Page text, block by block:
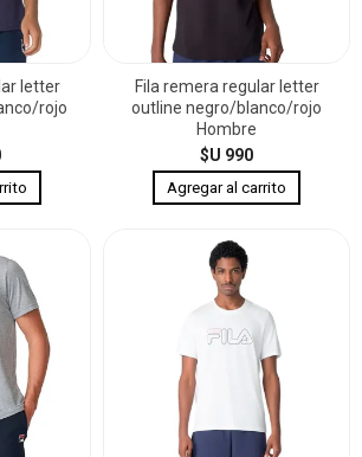
letter
rojo
Fila remera regular letter
outline negro/blanco/rojo
Hombre
$U 990